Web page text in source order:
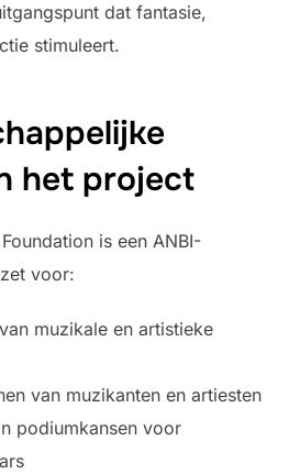
dat fantasie,
stimuleert.
het project
is een ANBI-
voor:
muzikale en artistieke
van muzikanten en artiesten
podiumkansen voor